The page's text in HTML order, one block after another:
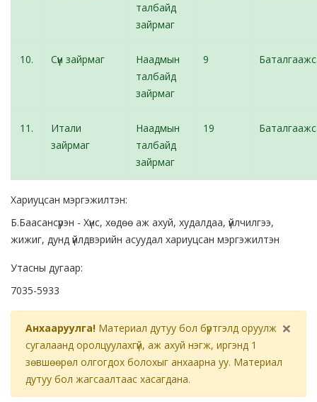
талбайд
зайрмаг
10. Сүүн зайрмаг
Наадмын
талбайд
зайрмаг
9
11.
Итали
зайрмаг
Наадмын
талбайд
зайрмаг
19
Хариуцсан мэргэжилтэн:
Б.Баасансүрэн - Хүнс, хөдөө аж ахуй, худалдаа, үйлчилгээ,
жижиг, дунд үйлдвэрийн асуудал хариуцсан мэргэжилтэн
Утасны дугаар:
7035-5933
×
Анхааруулга! Материал дутуу бол бүртгэлд оруулж
сугалаанд оролцуулахгүй, аж ахуй нэгж, иргэнд 1
зөвшөөрөл олгогдох болохыг анхаарна уу. Материал
дутуу бол жагсаалтаас хасагдана.